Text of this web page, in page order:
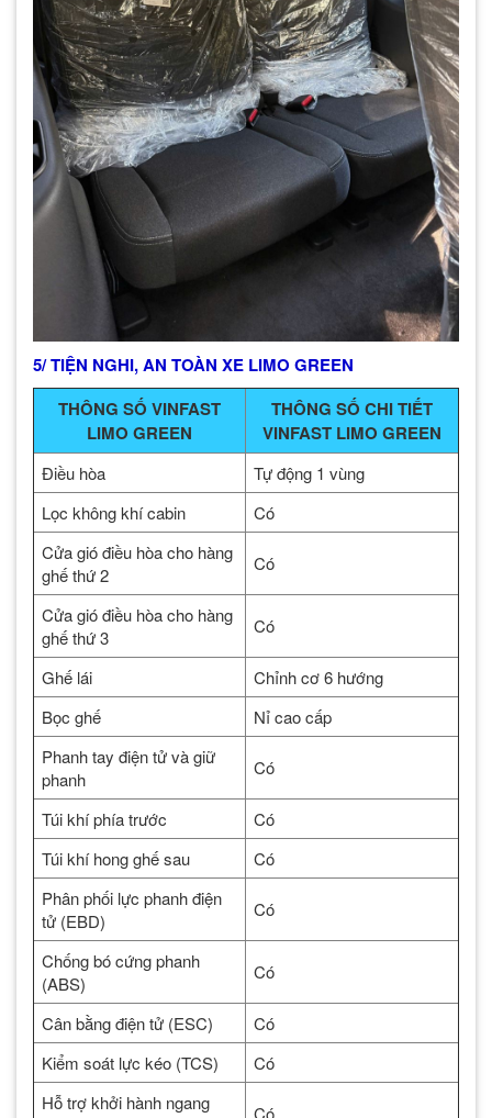
5/ TIỆN NGHI, AN TOÀN XE LIMO GREEN
THÔNG SỐ VINFAST
LIMO GREEN
THÔNG SỐ CHI TIẾT
VINFAST LIMO GREEN
Điều hòa
Tự động 1 vùng
Lọc không khí cabin
Có
Cửa gió điều hòa cho hàng
ghế thứ 2
Có
Cửa gió điều hòa cho hàng
ghế thứ 3
Có
Ghế lái
Chỉnh cơ 6 hướng
Bọc ghế
Nỉ cao cấp
Phanh tay điện tử và giữ
phanh
Có
Túi khí phía trước
Có
Túi khí hong ghế sau
Có
Phân phối lực phanh điện
tử (EBD)
Có
Chống bó cứng phanh
(ABS)
Có
Cân bằng điện tử (ESC)
Có
Kiểm soát lực kéo (TCS)
Có
Hỗ trợ khởi hành ngang
Có